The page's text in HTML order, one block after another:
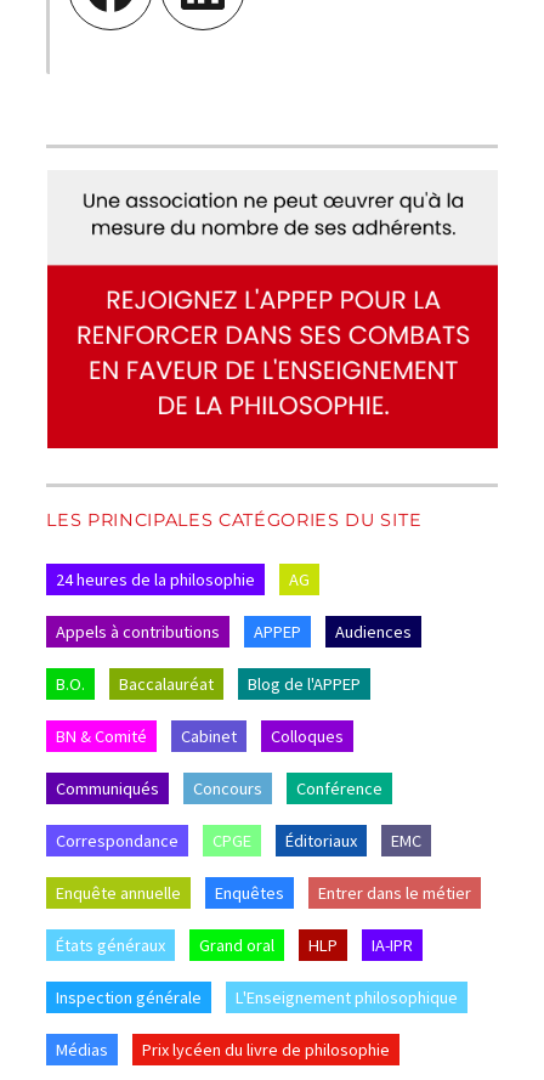
LES PRINCIPALES CATÉGORIES DU SITE
24 heures de la philosophie AG
Appels à contributions APPEP Audiences
B.O. Baccalauréat Blog de l'APPEP
BN & Comité Cabinet Colloques
Communiqués Concours Conférence
Correspondance CPGE Éditoriaux EMC
Enquête annuelle Enquêtes Entrer dans le métier
États généraux Grand oral HLP IA-IPR
Inspection générale L'Enseignement philosophique
Médias Prix lycéen du livre de philosophie